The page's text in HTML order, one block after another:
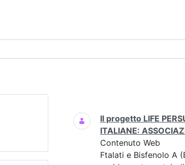
- Eventi
Ricerca
Il progetto LIFE
ITALIANE:
Contenuto Web
Ftalati e Bisfenolo A